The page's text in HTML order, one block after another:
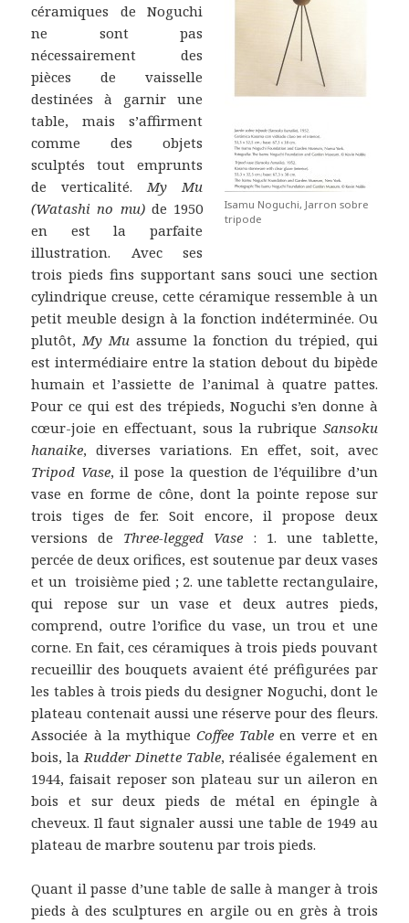
Isamu Noguchi, Jarron sobre
tripode
céramiques de Noguchi
ne sont pas
nécessairement des
pièces de vaisselle
destinées à garnir une
table, mais s’affirment
comme des objets
sculptés tout emprunts
de verticalité.My Mu
(Watashi no mu)de 1950
en est la parfaite
illustration. Avec ses
trois pieds fins supportant sans souci une section
cylindrique creuse, cette céramique ressemble à un
petit meuble design à la fonction indéterminée. Ou
plutôt,My Mu assume la fonction du trépied, qui
est intermédiaire entre la station debout du bipède
humain et l’assiette de l’animal à quatre pattes.
Pour ce qui est des trépieds, Noguchi s’en donne à
cœur-joie en effectuant, sous la rubrique Sansoku
hanaike, diverses variations. En effet, soit, avec
Tripod Vase, il pose la question de l’équilibre d’un
vase en forme de cône, dont la pointe repose sur
trois tiges de fer. Soit encore, il propose deux
versions de Three-legged Vase : 1. une tablette,
percée de deux orifices, est soutenue par deux vases
et un troisième pied ; 2. une tablette rectangulaire,
qui repose sur un vase et deux autres pieds,
comprend, outre l’orifice du vase, un trou et une
corne. En fait, ces céramiques à trois pieds pouvant
recueillir des bouquets avaient été préfigurées par
les tables à trois pieds du designer Noguchi, dont le
plateau contenait aussi une réserve pour des fleurs.
Associée à la mythique Coffee Table en verre et en
bois, laRudder Dinette Table, réalisée également en
1944, faisait reposer son plateau sur un aileron en
bois et sur deux pieds de métal en épingle à
cheveux. Il faut signaler aussi une table de 1949 au
plateau de marbre soutenu par trois pieds.
Quant il passe d’une table de salle à manger à trois
pieds à des sculptures en argile ou en grès à trois